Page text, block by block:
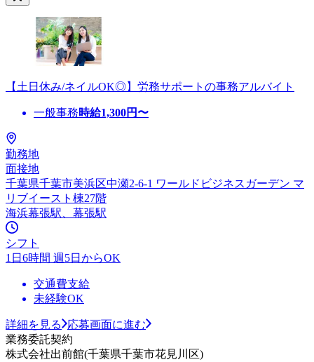
【土日休み/ネイルOK◎】労務サポートの事務アルバイト
一般事務時給1,300円〜
勤務地
面接地
千葉県千葉市美浜区中瀬2-6-1 ワールドビジネスガーデン マ
リブイースト棟27階
海浜幕張駅、幕張駅
シフト
1日6時間 週5日からOK
交通費支給
未経験OK
詳細を見る
応募画面に進む
業務委託契約
株式会社出前館(千葉県千葉市花見川区)